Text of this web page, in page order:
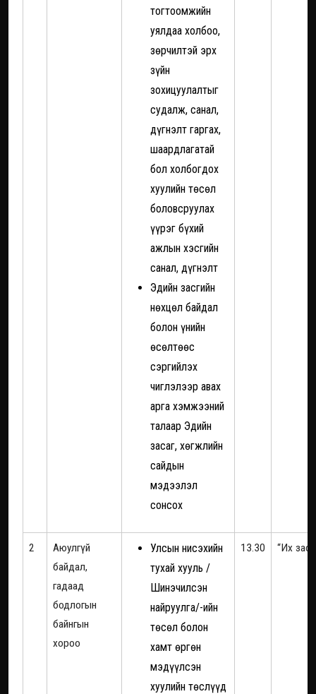
тогтоомжийн
уялдаа холбоо,
зөрчилтэй эрх
зүйн
зохицуулалтыг
судалж, санал,
дүгнэлт гаргах,
шаардлагатай
бол холбогдох
хуулийн төсөл
боловсруулах
үүрэг бүхий
ажлын хэсгийн
санал, дүгнэлт
Эдийн засгийн
нөхцөл байдал
болон үнийн
өсөлтөөс
сэргийлэх
чиглэлээр авах
арга хэмжээний
талаар Эдийн
засаг, хөгжлийн
сайдын
мэдээлэл
сонсох
2
Аюулгүй
байдал,
гадаад
бодлогын
байнгын
хороо
Улсын нисэхийн
тухай хууль /
Шинэчилсэн
найруулга/-ийн
төсөл болон
хамт өргөн
мэдүүлсэн
хуулийн төслүүд
13.30 “Их